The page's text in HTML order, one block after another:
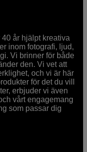
år hjälpt kreativa
inom fotografi, ljud,
Vi brinner för både
den. Vi vet att
och vi är här
för det du vill
erbjuder vi även
vårt engagemang
som passar dig